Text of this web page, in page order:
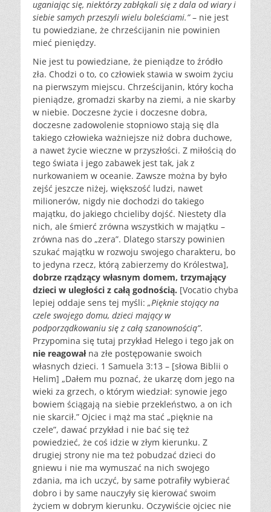
uganiając się, niektórzy zabłąkali się z dala od wiary i
siebie samych przeszyli wielu boleściami.”– nie jest
tu powiedziane, że chrześcijanin nie powinien
mieć pieniędzy.
Nie jest tu powiedziane, że pieniądze to źródło
zła. Chodzi o to, co człowiek stawia w swoim życiu
na pierwszym miejscu. Chrześcijanin, który kocha
pieniądze, gromadzi skarby na ziemi, a nie skarby
w niebie. Doczesne życie i doczesne dobra,
doczesne zadowolenie stopniowo stają się dla
takiego człowieka ważniejsze niż dobra duchowe,
a nawet życie wieczne w przyszłości. Z miłością do
tego świata i jego zabawek jest tak, jak z
nurkowaniem w oceanie. Zawsze można by było
zejść jeszcze niżej, większość ludzi, nawet
milionerów, nigdy nie dochodzi do takiego
majątku, do jakiego chcieliby dojść. Niestety dla
nich, ale śmierć zrówna wszystkich w majątku –
zrówna nas do „zera”. Dlatego starszy powinien
szukać majątku w rozwoju swojego charakteru, bo
to jedyna rzecz, którą zabierzemy do Królestwa],
dobrze rządzący własnym domem, trzymający
dzieci w uległości z całą godnością. [Vocatio chyba
lepiej oddaje sens tej myśli: „Pięknie stojący na
czele swojego domu, dzieci mający w
podporządkowaniu się z całą szanownością”.
Przypomina się tutaj przykład Helego i tego jak on
nie reagowałna złe postępowanie swoich
własnych dzieci. 1 Samuela 3:13 – [słowa Biblii o
Helim] „Dałem mu poznać, że ukarzę dom jego na
wieki za grzech, o którym wiedział: synowie jego
bowiem ściągają na siebie przekleństwo, a on ich
nie skarcił.” Ojciec i mąż ma stać „pięknie na
czele”, dawać przykład i nie bać się też
powiedzieć, że coś idzie w złym kierunku. Z
drugiej strony nie ma też pobudzać dzieci do
gniewu i nie ma wymuszać na nich swojego
zdania, ma ich uczyć, by same potrafiły wybierać
dobro i by same nauczyły się kierować swoim
życiem w dobrym kierunku. Oczywiście ojciec nie